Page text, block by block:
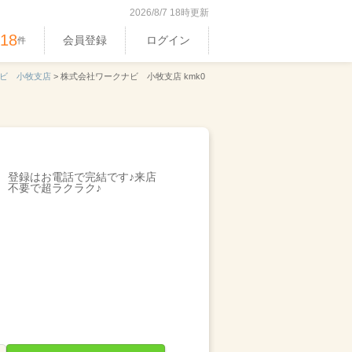
2026/8/7 18時更新
件 会員登録 ログイン
ビ 小牧支店 > 株式会社ワークナビ 小牧支店 kmk0
登録はお電話で完結です♪来店
不要で超ラクラク♪